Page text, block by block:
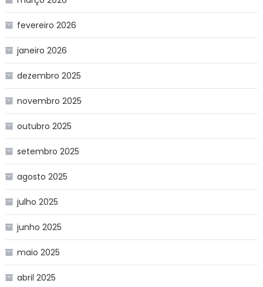
fevereiro 2026
janeiro 2026
dezembro 2025
novembro 2025
outubro 2025
setembro 2025
agosto 2025
julho 2025
junho 2025
maio 2025
abril 2025